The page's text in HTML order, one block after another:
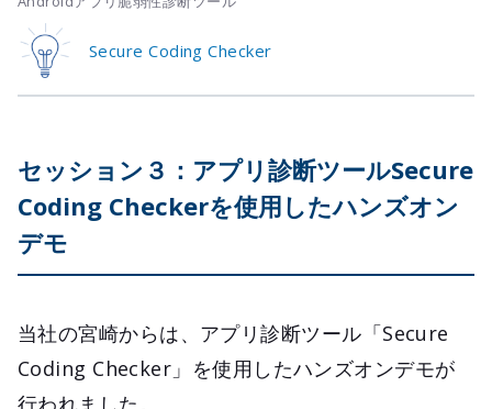
Secure Coding Checker
セッション３：アプリ診断ツールSecure
Coding Checkerを使用したハンズオン
デモ
当社の宮崎からは、アプリ診断ツール「Secure
Coding Checker」を使用したハンズオンデモが